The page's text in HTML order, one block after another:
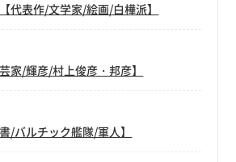
代表作/文学家/絵画/白樺派】
家/輝彦/村上俊彦・邦彦】
/バルチック艦隊/軍人】